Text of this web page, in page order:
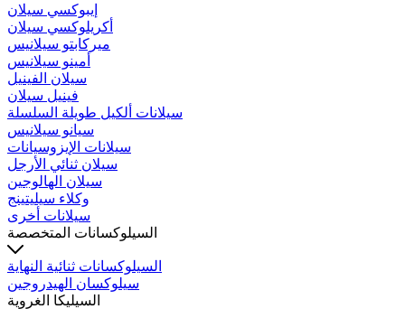
إيبوكسي سيلان
أكريلوكسي سيلان
ميركابتو سيلانيس
أمينو سيلانيس
سيلان الفينيل
فينيل سيلان
سيلانات ألكيل طويلة السلسلة
سيانو سيلانيس
سيلانات الإيزوسيانات
سيلان ثنائي الأرجل
سيلان الهالوجين
وكلاء سيليتينج
سيلانات أخرى
السيلوكسانات المتخصصة
السيلوكسانات ثنائية النهاية
سيلوكسان الهيدروجين
السيليكا الغروية